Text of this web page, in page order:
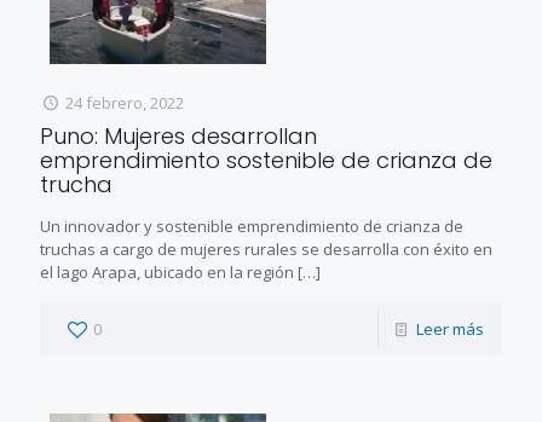
24 febrero, 2022
Puno: Mujeres desarrollan
emprendimiento sostenible de crianza de
trucha
Un innovador y sostenible emprendimiento de crianza de
truchas a cargo de mujeres rurales se desarrolla con éxito en
el lago Arapa, ubicado en la región […]
0 Leer más